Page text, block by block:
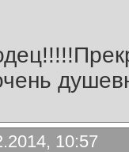
10:57